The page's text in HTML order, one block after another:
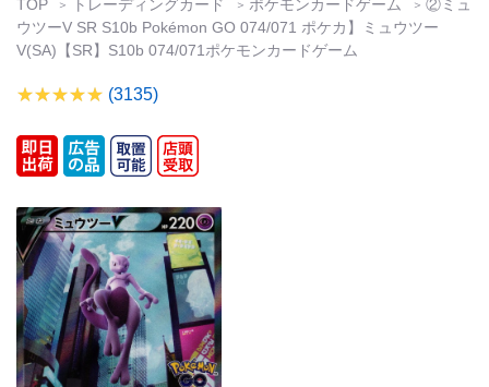
TOP トレーディングカード ポケモンカードゲーム
②ミュ
ウツーV SR S10b Pokémon GO 074/071 ポケカ】ミュウツー
V(SA)【SR】S10b 074/071ポケモンカードゲーム
(3135)